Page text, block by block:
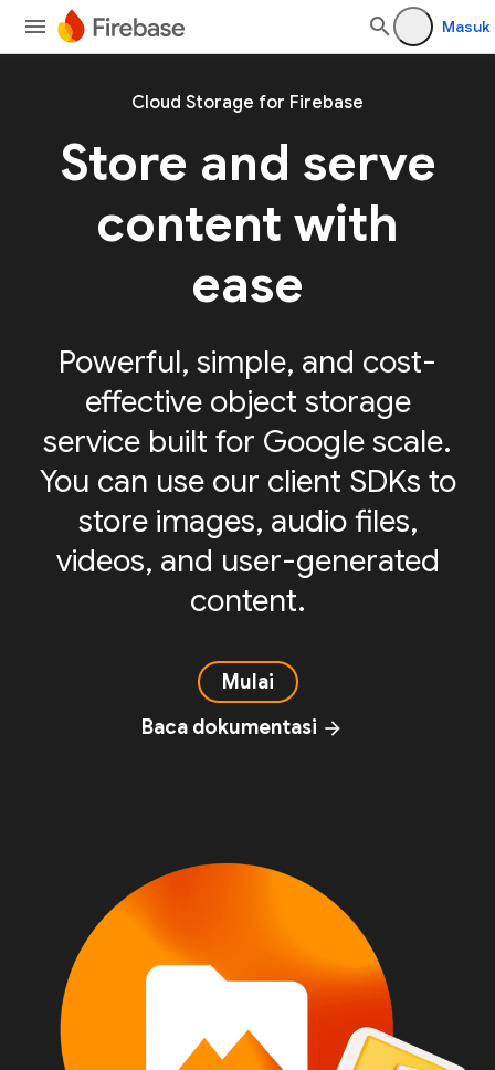
Masuk
Cloud Storage for Firebase
Store and serve
content with
ease
Powerful, simple, and cost-
effective object storage
service built for Google scale.
You can use our client SDKs to
store images, audio files,
videos, and user-generated
content.
Mulai
Baca dokumentasi arrow_forward